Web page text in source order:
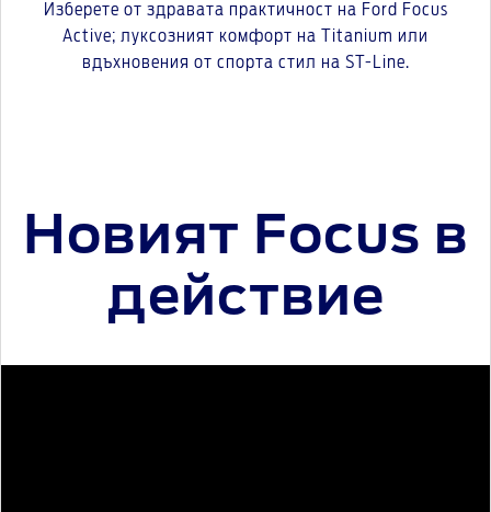
Изберете от здравата практичност на Ford Focus
Active; луксозният комфорт на Titanium или
вдъхновения от спорта стил на ST-Line.
Новият Focus в
действие